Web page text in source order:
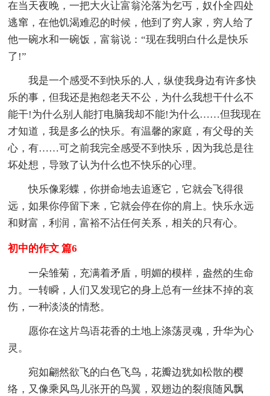
在当天夜晚，一把大火让富翁沦落为乞丐，奴仆全四处
逃窜，在他饥渴难忍的时候，他到了穷人家，穷人给了
他一碗水和一碗饭，富翁说：“现在我明白什么是快乐
了!”
我是一个感受不到快乐的.人，纵使我身边有许多快
乐的事，但我还是抱怨老天不公，为什么我想干什么不
能干!为什么别人能打电脑我却不能!为什么……但我现在
才知道，我是多么的快乐。有温馨的家庭，有父母的关
心，有……可之前我完全感受不到快乐，因为我总是往
坏处想，导致了认为什么也不快乐的心理。
快乐像彩蝶，你拼命地去追逐它，它就会飞得很
远，如果你停留下来，它就会停在你的肩上。快乐永远
和财富，利润，富裕不沾任何关系，相关的只有心。
初中的作文 篇6
一朵雏菊，充满着矛盾，明媚的模样，盎然的生命
力。一转瞬，人们又发现它的身上总有一丝抹不掉的哀
伤，一种淡淡的情愁。
愿你在这片鸟语花香的土地上涤荡灵魂，升华为心
灵。
宛如翩然欲飞的白色飞鸟，花瓣边犹如松散的樱
络，又像乘风鸟儿张开的鸟翼，双翅边的裂痕随风飘